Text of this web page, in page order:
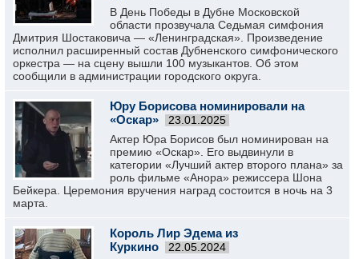
В День Победы в Дубне Московской
области прозвучала Седьмая симфония
Дмитрия Шостаковича — «Ленинградская». Произведение
исполнил расширенный состав Дубненского симфонического
оркестра — на сцену вышли 100 музыкантов. Об этом
сообщили в администрации городского округа.
Юру Борисова номинировали на
«Оскар»
23.01.2025
Актер Юра Борисов был номинирован на
премию «Оскар». Его выдвинули в
категории «Лучший актер второго плана» за
роль фильме «Анора» режиссера Шона
Бейкера. Церемония вручения наград состоится в ночь на 3
марта.
Король Лир Эдема из
Куркино
22.05.2024